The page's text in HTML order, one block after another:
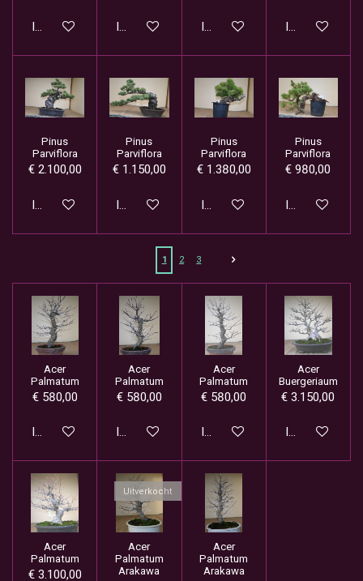
In winkelwagen In winkelwagen In winkelwagen In
Pinus
Parviflora
€ 2.100,00
In winkelwagen
Pinus
Parviflora
€ 1.150,00
In winkelwagen
Pinus
Parviflora
€ 1.380,00
In winkelwagen
Pinus
Parviflora
€ 980,00
In
1 2 3
Acer
Palmatum
€ 580,00
In winkelwagen
Acer
Palmatum
€ 580,00
In winkelwagen
Acer
Palmatum
€ 580,00
In winkelwagen
Acer
Buergeriaum
€ 3.150,00
In
Acer
Palmatum
€ 3.100,00
Uitverkocht
Acer
Palmatum
Arakawa
Acer
Palmatum
Arakawa